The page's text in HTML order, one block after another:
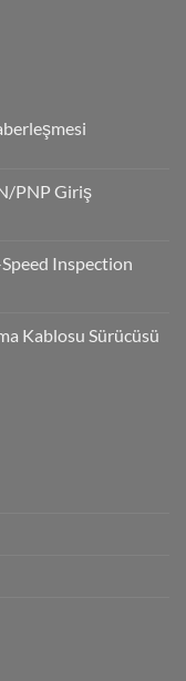
PNP Giriş
Inspection
Kablosu Sürücüsü